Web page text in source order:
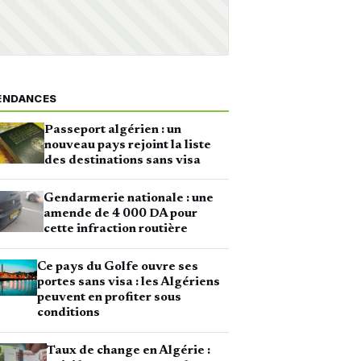
Passeport algérien : un
nouveau pays rejoint la liste
des destinations sans visa
Gendarmerie nationale : une
amende de 4 000 DA pour
cette infraction routière
Ce pays du Golfe ouvre ses
portes sans visa : les Algériens
peuvent en profiter sous
conditions
Taux de change en Algérie :